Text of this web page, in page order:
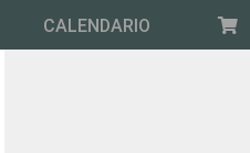
CALENDARIO